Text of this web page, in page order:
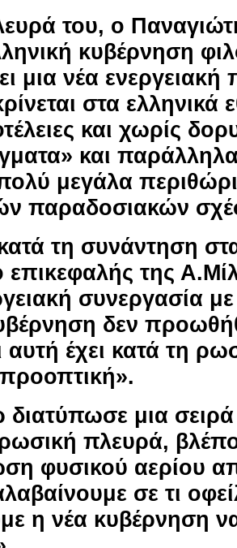
του, ο
κυβέρνηση
μια νέα ενεργειακή
στα ελληνικά
και χωρίς
και παράλληλα
μεγάλα
παραδοσιακών
τη συνάντηση
της
συνεργασία
δεν
αυτή έχει κατά τη
διατύπωσε μια
πλευρά,
φυσικού αερίου
σε τι
η νέα κυβέρνηση